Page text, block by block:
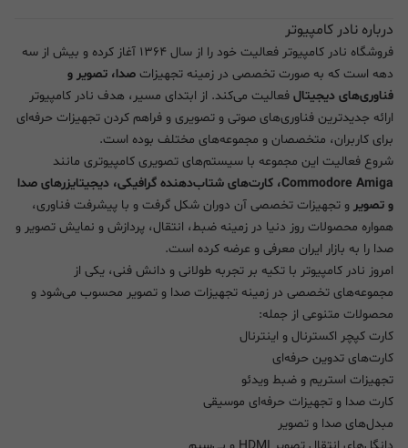
درباره نادر کامپیوتر
فروشگاه نادر کامپیوتر فعالیت خود را از سال ۱۳۶۴ آغاز کرده و بیش از سه
دهه است که به صورت تخصصی در زمینه تجهیزات صدا، تصویر و
فناوری‌های دیجیتال فعالیت می‌کند. از ابتدای مسیر، هدف نادر کامپیوتر
ارائه جدیدترین فناوری‌های صوتی و تصویری و فراهم کردن تجهیزات حرفه‌ای
برای کاربران، متخصصان و مجموعه‌های مختلف بوده است.
شروع فعالیت این مجموعه با سیستم‌های تصویری کامپیوتری مانند
Commodore Amiga، کارت‌های شتاب‌دهنده گرافیکی، دیجیتایزرهای صدا
و تصویر و تجهیزات تخصصی آن دوران شکل گرفت و با پیشرفت فناوری،
همواره محصولات روز دنیا در زمینه ضبط، انتقال، پردازش و نمایش تصویر و
صدا را به بازار ایران معرفی و عرضه کرده است.
امروز نادر کامپیوتر با تکیه بر تجربه طولانی و دانش فنی، یکی از
مجموعه‌های تخصصی در زمینه تجهیزات صدا و تصویر محسوب می‌شود و
محصولات متنوعی از جمله:
کارت کپچر اکسترنال و اینترنال
کارت‌های تدوین حرفه‌ای
تجهیزات استریم و ضبط ویدئو
کارت صدا و تجهیزات حرفه‌ای موسیقی
مبدل‌های صدا و تصویر